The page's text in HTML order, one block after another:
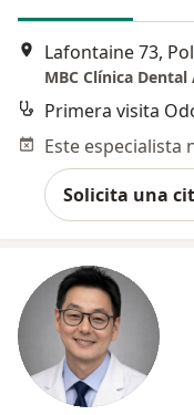
Lafontaine 73,
Primera visita
Solicita una